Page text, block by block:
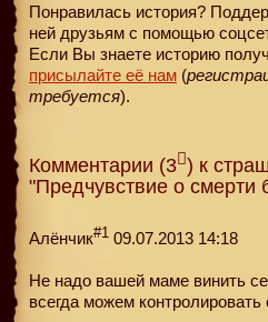
Понравилась история?
ней друзьям с помощью
Если Вы знаете историю
присылайте её нам (
требуется).
Комментарии (3 ) к
"Предчувствие о смерти
Алёнчик#1 09.07.2013 14:18
Не надо вашей маме винить
всегда можем контролировать